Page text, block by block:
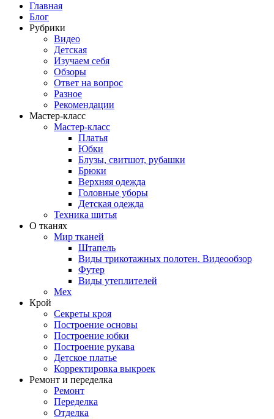
Главная
Блог
Рубрики
Видео
Детская
Изучаем себя
Обзоры
Ответ на вопрос
Разное
Рекомендации
Мастер-класс
Мастер-класс
Платья
Юбки
Блузы, свитшот, рубашки
Брюки
Верхняя одежда
Головные уборы
Детская одежда
Техника шитья
О тканях
Мир тканей
Штапель
Виды трикотажных полотен. Видеообзор
Футер
Виды утеплителей
Мех
Крой
Секреты кроя
Построение основы
Построение юбки
Построение рукава
Детское платье
Корректировка выкроек
Ремонт и переделка
Ремонт
Переделка
Отделка